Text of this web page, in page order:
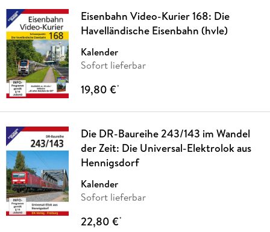
Eisenbahn Video-Kurier 168: Die
Havelländische Eisenbahn (hvle)
Kalender
Sofort lieferbar
19,80 €*
Die DR-Baureihe 243/143 im Wandel
der Zeit: Die Universal-Elektrolok aus
Hennigsdorf
Kalender
Sofort lieferbar
22,80 €*